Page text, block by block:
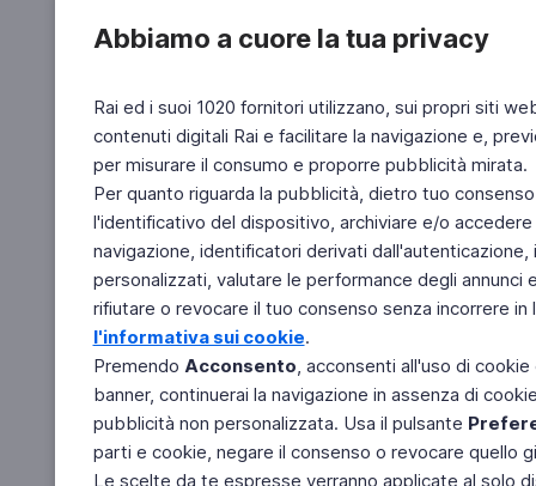
Abbiamo a cuore la tua privacy
Rai ed i suoi 1020 fornitori utilizzano, sui propri siti
contenuti digitali Rai e facilitare la navigazione e,
per misurare il consumo e proporre pubblicità mirata.
Per quanto riguarda la pubblicità, dietro tuo
l'identificativo del dispositivo, archiviare e/o
navigazione, identificatori derivati
personalizzati, valutare le performance degli
rifiutare o revocare il tuo consenso senza incorrere
l'informativa sui cookie.
Premendo Acconsento, acconsenti all'uso di
banner, continuerai la navigazione in assenza di
pubblicità non personalizzata. Usa il pulsante
parti e cookie, negare il consenso o revocare quello
Le scelte da te espresse verranno applicate al solo